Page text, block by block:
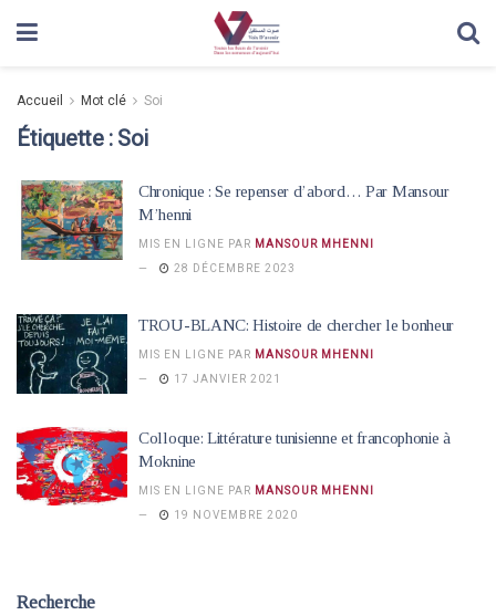
Accueil Mot clé Soi
Étiquette : Soi
Chronique : Se repenser d’abord… Par Mansour
M’henni
MIS EN LIGNE PAR MANSOUR MHENNI
28 DÉCEMBRE 2023
TROU-BLANC: Histoire de chercher le bonheur
MIS EN LIGNE PAR MANSOUR MHENNI
17 JANVIER 2021
Colloque: Littérature tunisienne et francophonie à
Moknine
MIS EN LIGNE PAR MANSOUR MHENNI
19 NOVEMBRE 2020
Recherche